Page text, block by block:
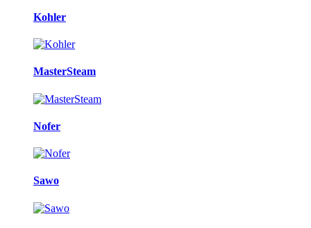
Kohler
MasterSteam
Nofer
Sawo